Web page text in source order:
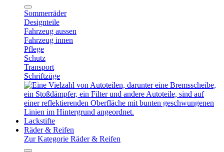
Sommerräder
Designteile
Fahrzeug aussen
Fahrzeug innen
Pflege
Schutz
Transport
Schriftzüge
Lackstifte
Räder & Reifen
Zur Kategorie Räder & Reifen